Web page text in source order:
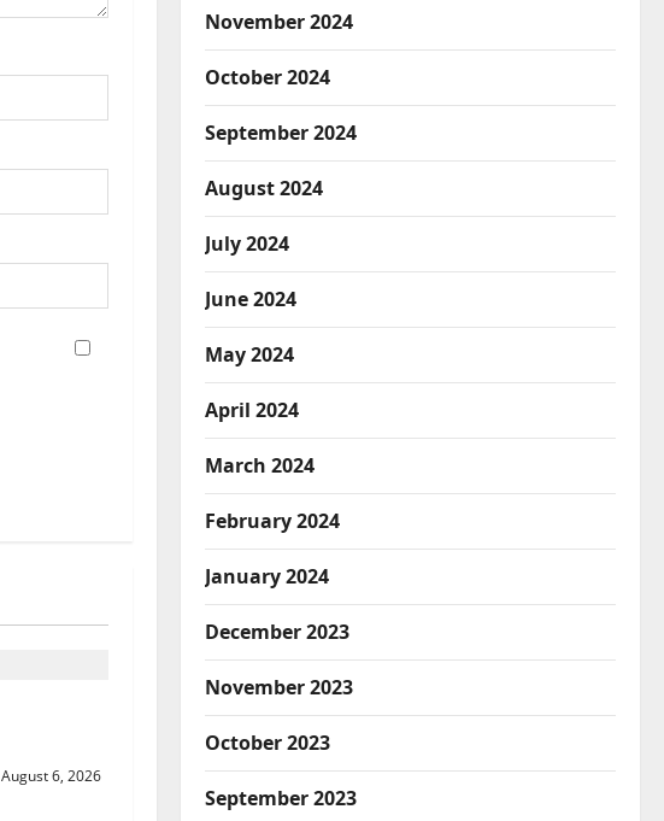
August 6, 2026
November 2024
October 2024
September 2024
August 2024
July 2024
June 2024
May 2024
April 2024
March 2024
February 2024
January 2024
December 2023
November 2023
October 2023
September 2023